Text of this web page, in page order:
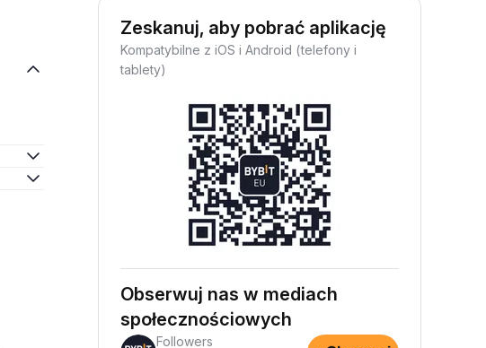
Zeskanuj, aby pobrać aplikację
Kompatybilne z iOS i Android (telefony i
tablety)
Obserwuj nas w mediach
społecznościowych
Followers